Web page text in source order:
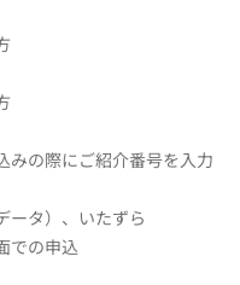
みの際にご紹介番号を入力
ータ）、いたずら
での申込